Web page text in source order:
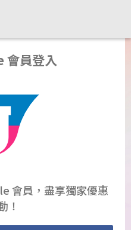
會員登入
會員，盡享獨家優惠
！